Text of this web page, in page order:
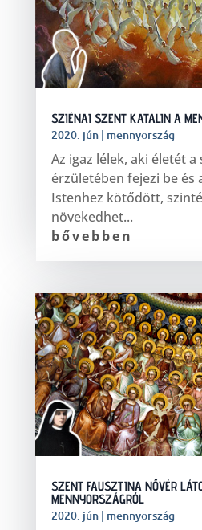
SZIÉNAI SZENT KATALIN A
2020. jún| mennyország
Az igaz lélek, aki életét
érzületében fejezi be és
Istenhez kötődött,
növekedhet...
bővebben
SZENT FAUSZTINA NŐVÉR
MENNYORSZÁGRÓL
2020. jún| mennyország